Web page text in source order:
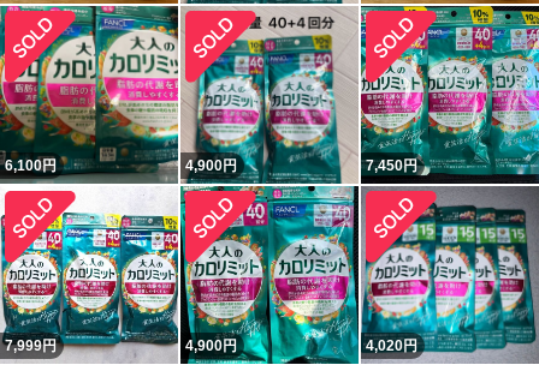
6,100円 4,900円 7,450円
7,999円 4,900円 4,020円